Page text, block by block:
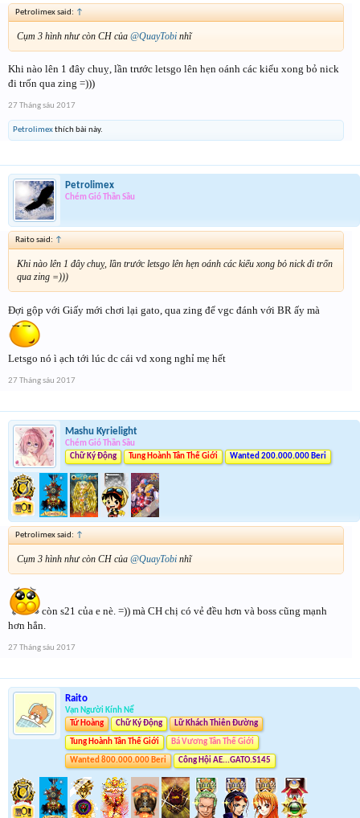
Petrolimex said: ↑
Cụm 3 hình như còn CH của @QuayTobi nhĩ
Khi nào lên 1 đây chuỵ, lần trước letsgo lên hẹn oánh các kiểu xong bỏ nick
đi trốn qua zing =)))
27 Tháng sáu 2017
Petrolimexthích bài này.
Petrolimex
Chém Gió Thần Sầu
Raito said: ↑
Khi nào lên 1 đây chuỵ, lần trước letsgo lên hẹn oánh các kiểu xong bỏ nick đi trốn
qua zing =)))
Đợi gộp với Giấy mới chơi lại gato, qua zing để vgc đánh với BR ấy mà
Letsgo nó ì ạch tới lúc dc cái vd xong nghỉ mẹ hết
27 Tháng sáu 2017
Mashu Kyrielight
Chém Gió Thần Sầu
Chữ Ký Động
Tung Hoành Tân Thế Giới Wanted 200.000.000 Beri
Petrolimex said: ↑
Cụm 3 hình như còn CH của @QuayTobi nhĩ
còn s21 của e nè. =)) mà CH chị có vẻ đều hơn và boss cũng mạnh
hơn hẳn.
27 Tháng sáu 2017
Raito
Vạn Người Kính Nể
Tứ Hoàng
Chữ Ký Động Lữ Khách Thiên Đường
Tung Hoành Tân Thế Giới Bá Vương Tân Thế Giới
Wanted 800.000.000 Beri Công Hội AE...GATO.S145